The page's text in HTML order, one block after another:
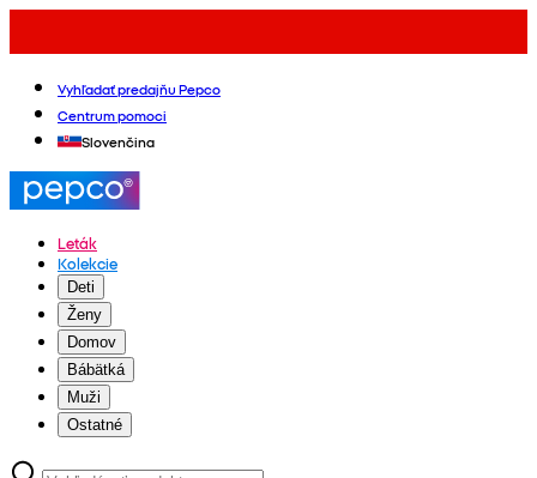
Vyhľadať predajňu Pepco
Centrum pomoci
Slovenčina
Leták
Kolekcie
Deti
Ženy
Domov
Bábätká
Muži
Ostatné